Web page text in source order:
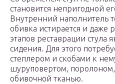
становится непригодной
Внутренний наполнитель
обивка истирается и даже
этапов реставрации стула
сидения. Для этого
степлером и скобами к
шуруповертом,
обивочной тканью.